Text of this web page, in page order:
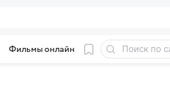
Фильмы онлайн